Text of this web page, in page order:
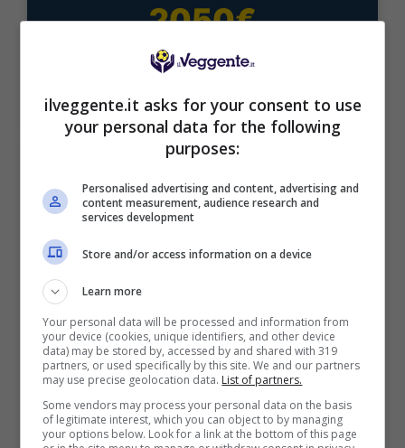
2050€
VERIFICA
Mostra Informazioni
Fino a 2050€ bonus scommesse e sport
Bonus Scommesse + 100% fino a 2000€ in Bonus
2050€
VERIFICA
Mostra Informazioni
ilveggente.it asks for your consent to use
your personal data for the following
purposes:
Personalised advertising and content, advertising and
content measurement, audience research and
services development
Store and/or access information on a device
Learn more
Your personal data will be processed and information from
your device (cookies, unique identifiers, and other device
data) may be stored by, accessed by and shared with 319
partners, or used specifically by this site. We and our partners
may use precise geolocation data. List of partners.
Some vendors may process your personal data on the basis
of legitimate interest, which you can object to by managing
your options below. Look for a link at the bottom of this page